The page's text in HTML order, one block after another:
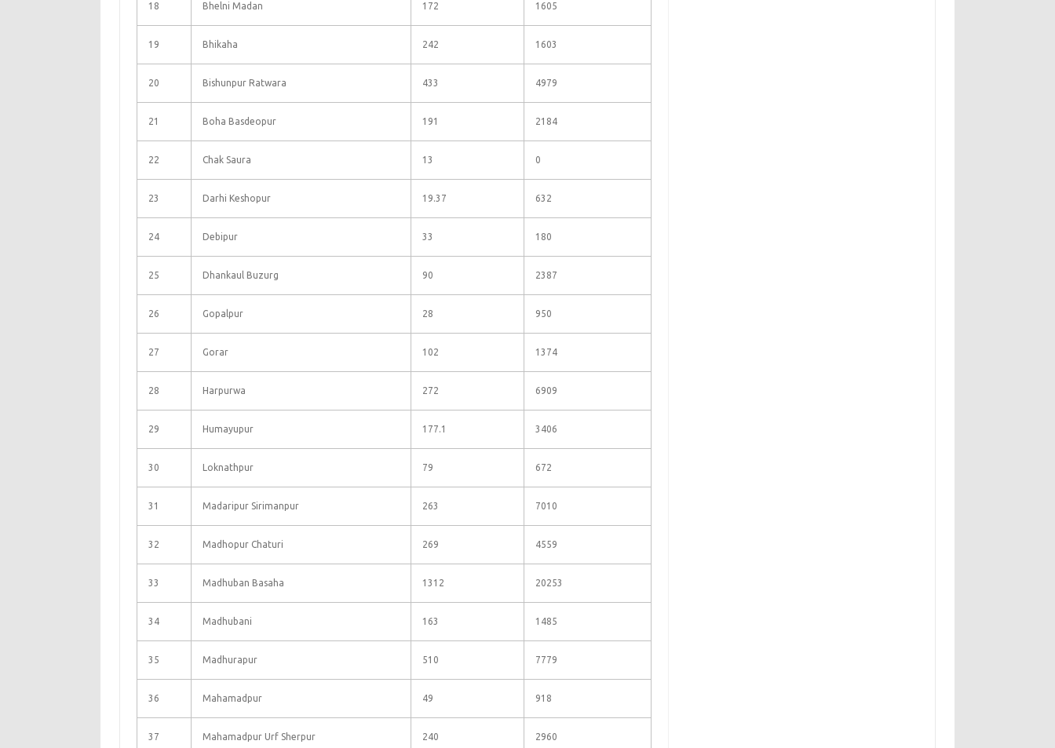
18 Bhelni Madan 172 1605
19 Bhikaha 242 1603
20 Bishunpur Ratwara 433 4979
21 Boha Basdeopur 191 2184
22 Chak Saura 13 0
23 Darhi Keshopur 19.37 632
24 Debipur 33 180
25 Dhankaul Buzurg 90 2387
26 Gopalpur 28 950
27 Gorar 102 1374
28 Harpurwa 272 6909
29 Humayupur 177.1 3406
30 Loknathpur 79 672
31 Madaripur Sirimanpur 263 7010
32 Madhopur Chaturi 269 4559
33 Madhuban Basaha 1312 20253
34 Madhubani 163 1485
35 Madhurapur 510 7779
36 Mahamadpur 49 918
37 Mahamadpur Urf Sherpur 240 2960